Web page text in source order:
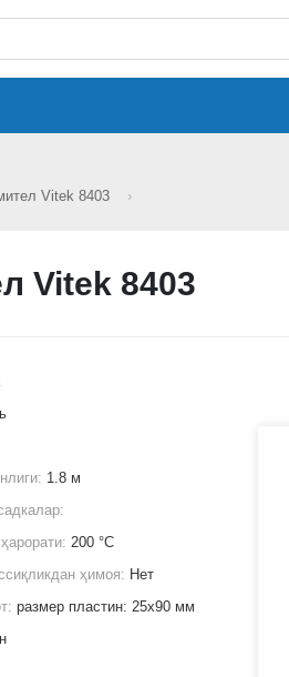
Vitek 8403
Vitek 8403
1.8 м
200 °C
ҳимоя: Нет
размер пластин: 25х90 мм